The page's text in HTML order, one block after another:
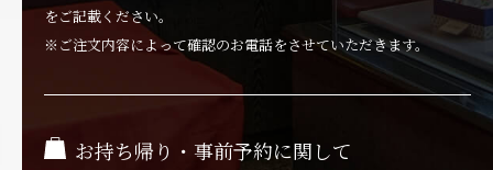
をご記載ください。
※ご注文内容によって確認のお電話をさせていただきます。
お持ち帰り・事前予約に関して